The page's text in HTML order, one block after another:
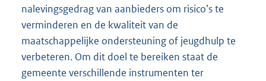
nalevingsgedrag van aanbieders om risico’s te
verminderen en de kwaliteit van de
maatschappelijke ondersteuning of jeugdhulp te
verbeteren. Om dit doel te bereiken staat de
gemeente verschillende instrumenten ter